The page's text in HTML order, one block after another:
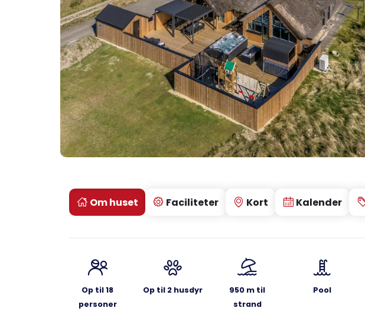
Om huset Faciliteter Kort Kalender
Op til 18
personer
Op til 2 husdyr
950 m til
strand
Pool